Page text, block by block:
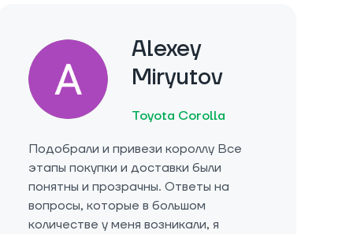
Alexey
Miryutov
Toyota Corolla
Подобрали и привези короллу Все
этапы покупки и доставки были
понятны и прозрачны. Ответы на
вопросы, которые в большом
количестве у меня возникали, я